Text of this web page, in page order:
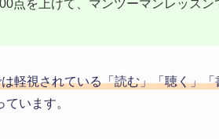
点を上げて、マンツーマンレッス
軽視されている「読む」「聴く」
います。